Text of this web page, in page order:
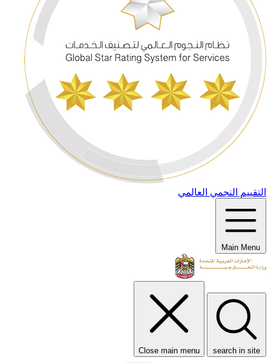
التقييم النجمي العالمي
Main Menu
search in site
Close main menu